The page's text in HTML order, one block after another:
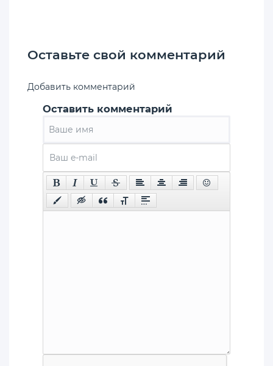
Оставьте свой комментарий
Добавить комментарий
Оставить комментарий